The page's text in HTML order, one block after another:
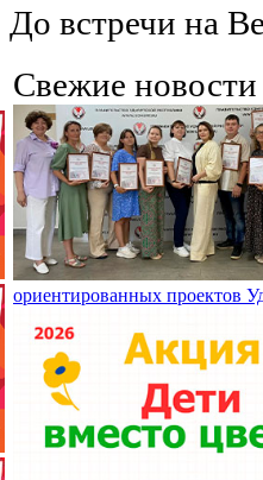
До встречи на
Свежие
ориентированных проектов